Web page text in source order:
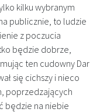
kilku wybranym
publicznie, to ludzie
z poczucia
będzie dobrze,
ten cudowny Dar
się cichszy i nieco
poprzedzających
będzie na niebie